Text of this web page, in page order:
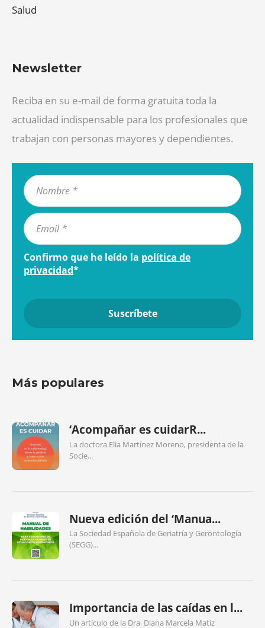
Salud
Newsletter
Reciba en su e-mail de forma gratuita toda la
actualidad indispensable para los profesionales que
trabajan con personas mayores y dependientes.
Confirmo que he leído la política de
privacidad*
Más populares
‘Acompañar es cuidarR...
La doctora Elia Martínez Moreno, presidenta de la
Socie...
Nueva edición del ‘Manua...
La Sociedad Española de Geriatría y Gerontología
(SEGG)...
Importancia de las caídas en l...
Un artículo de la Dra. Diana Marcela Matiz